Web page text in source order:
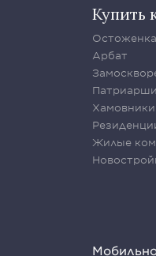
Купить
Остоженка
Арбат
Хамовники
Жилые